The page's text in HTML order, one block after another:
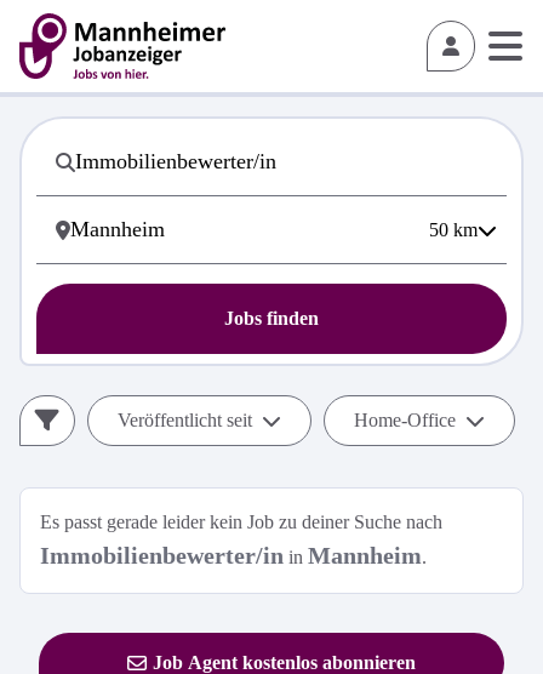
50 km
Jobs finden
Veröffentlicht seit Home-Office
Es passt gerade leider kein Job zu deiner Suche nach
Immobilienbewerter/in in Mannheim.
Job Agent kostenlos abonnieren